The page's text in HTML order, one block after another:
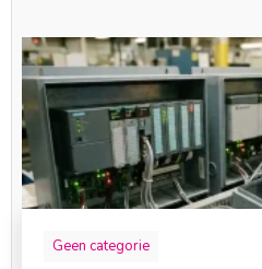
Geen categorie